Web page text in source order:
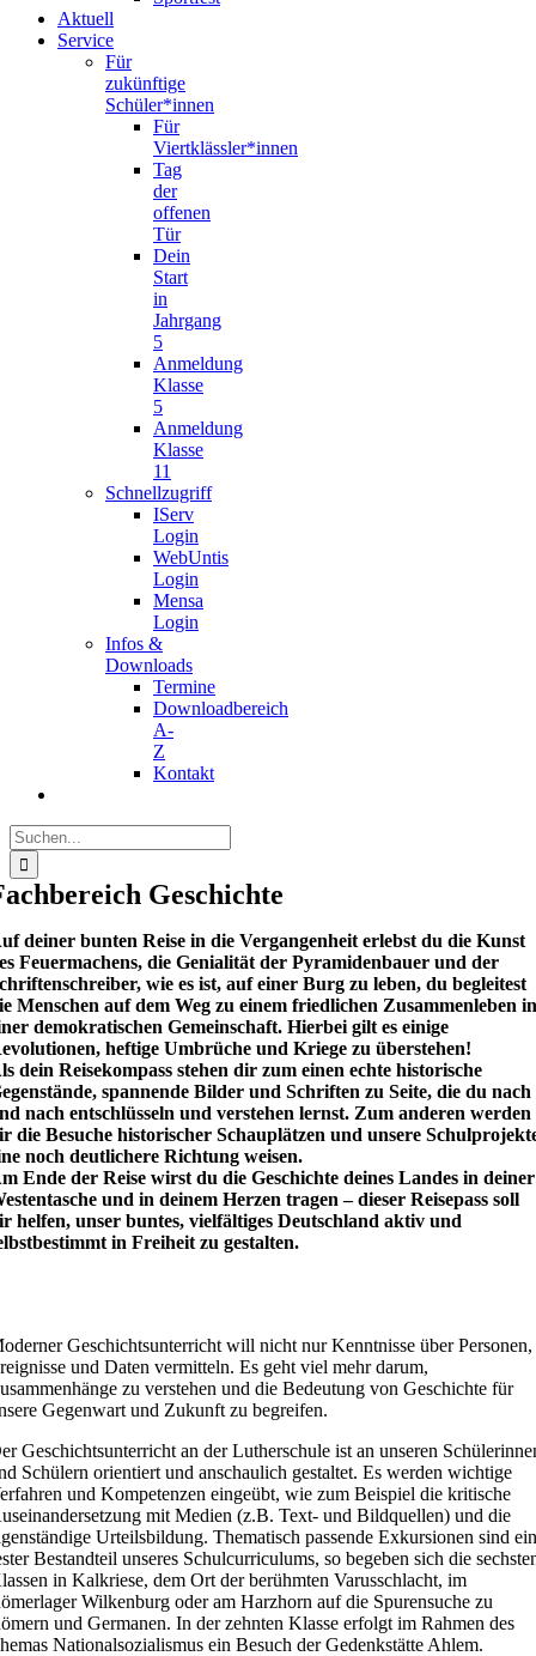
Aktuell
Service
Für
zukünftige
Schüler*innen
Für
Viertklässler*innen
Tag
der
offenen
Tür
Dein
Start
in
Jahrgang
5
Anmeldung
Klasse
5
Anmeldung
Klasse
11
Schnellzugriff
IServ
Login
WebUntis
Login
Mensa
Login
Infos &
Downloads
Termine
Downloadbereich
A-
Z
Kontakt
Suche
nach:
Geschichte
deiner bunten Reise in die Vergangenheit erlebst du die Kunst
Feuermachens, die Genialität der Pyramidenbauer und der
wie es ist, auf einer Burg zu leben, du begleitest
Menschen auf dem Weg zu einem friedlichen Zusammenleben
demokratischen Gemeinschaft. Hierbei gilt es einige
heftige Umbrüche und Kriege zu überstehen!
dein Reisekompass stehen dir zum einen echte historische
spannende Bilder und Schriften zu Seite, die du nach
nach entschlüsseln und verstehen lernst. Zum anderen werden
die Besuche historischer Schauplätzen und unsere
noch deutlichere Richtung weisen.
Ende der Reise wirst du die Geschichte deines Landes in deiner
und in deinem Herzen tragen – dieser Reisepass soll
helfen, unser buntes, vielfältiges Deutschland aktiv und
in Freiheit zu gestalten.
Geschichtsunterricht will nicht nur Kenntnisse über Personen,
und Daten vermitteln. Es geht viel mehr darum,
zu verstehen und die Bedeutung von Geschichte für
Gegenwart und Zukunft zu begreifen.
Geschichtsunterricht an der Lutherschule ist an unseren
Schülern orientiert und anschaulich gestaltet. Es werden wichtige
und Kompetenzen eingeübt, wie zum Beispiel die kritische
mit Medien (z.B. Text- und Bildquellen) und die
Urteilsbildung. Thematisch passende Exkursionen sind
Bestandteil unseres Schulcurriculums, so begeben sich die
in Kalkriese, dem Ort der berühmten Varusschlacht, im
Wilkenburg oder am Harzhorn auf die Spurensuche zu
und Germanen. In der zehnten Klasse erfolgt im Rahmen des
Nationalsozialismus ein Besuch der Gedenkstätte Ahlem.